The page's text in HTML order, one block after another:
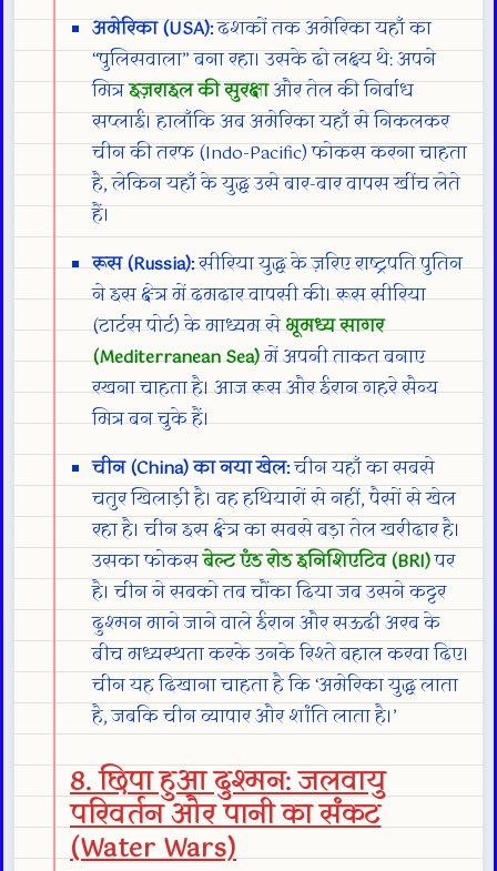
अमेरिका (USA):दशकों तक अमेरिका यहाँ का
“पुलिसवाला” बना रहा। उसके दो लक्ष्य थे: अपने
मित्रइज़राइल की सुरक्षाऔर तेल की निर्बाध
सप्लाई। हालाँकि अब अमेरिका यहाँ से निकलकर
चीन की तरफ (Indo-Pacific) फोकस करना चाहता
है, लेकिन यहाँ के युद्ध उसे बार-बार वापस खींच लेते
हैं।
रूस (Russia):सीरिया युद्ध के ज़रिए राष्ट्रपति पुतिन
ने इस क्षेत्र में दमदार वापसी की। रूस सीरिया
(टार्टस पोर्ट) के माध्यम सेभूमध्य सागर
(Mediterranean Sea)में अपनी ताकत बनाए
रखना चाहता है। आज रूस और ईरान गहरे सैन्य
मित्र बन चुके हैं।
चीन (China) का नया खेल:चीन यहाँ का सबसे
चतुर खिलाड़ी है। वह हथियारों से नहीं, पैसों से खेल
रहा है। चीन इस क्षेत्र का सबसे बड़ा तेल खरीदार है।
उसका फोकसबेल्ट एंड रोड इनिशिएटिव (BRI)पर
है। चीन ने सबको तब चौंका दिया जब उसने कट्टर
दुश्मन माने जाने वाले ईरान और सऊदी अरब के
बीच मध्यस्थता करके उनके रिश्ते बहाल करवा दिए।
चीन यह दिखाना चाहता है कि ‘अमेरिका युद्ध लाता
है, जबकि चीन व्यापार और शांति लाता है।’
8. छिपा हुआ दुश्मन: जलवायु
परिवर्तन और पानी का संकट
(Water Wars)